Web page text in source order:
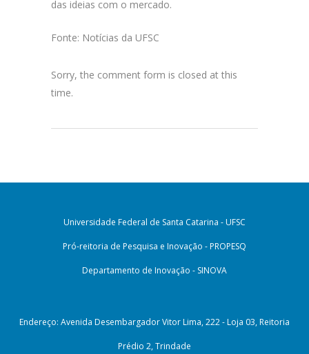
das ideias com o mercado.
Fonte: Notícias da UFSC
Sorry, the comment form is closed at this
time.
Universidade Federal de Santa Catarina - UFSC
Pró-reitoria de Pesquisa e Inovação - PROPESQ
Departamento de Inovação - SINOVA
Endereço: Avenida Desembargador Vitor Lima, 222 - Loja 03, Reitoria
Prédio 2, Trindade